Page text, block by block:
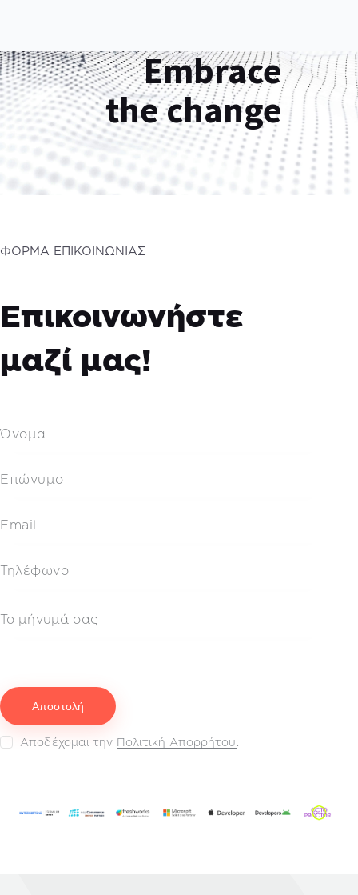
Embrace
the change
ΦΟΡΜΑ ΕΠΙΚΟΙΝΩΝΙΑΣ
Επικοινωνήστε
μαζί μας!
Αποδέχομαι την Πολιτική Απορρήτου.